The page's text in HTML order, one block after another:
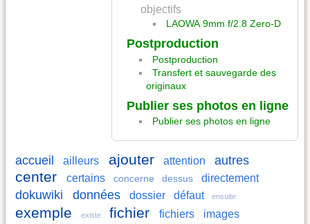
objectifs
LAOWA 9mm f/2.8 Zero-D
Postproduction
Postproduction
Transfert et sauvegarde des
originaux
Publier ses photos en ligne
Publier ses photos en ligne
accueil ailleurs ajouter attention autres
center certains concerne dessus directement
dokuwiki données dossier défaut ensuite
exemple existe fichier fichiers images